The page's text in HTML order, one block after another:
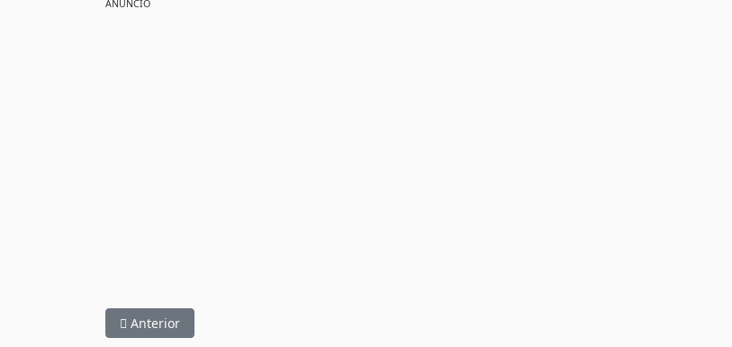
ANUNCIO
Artículo anterior: CarFun
Anterior